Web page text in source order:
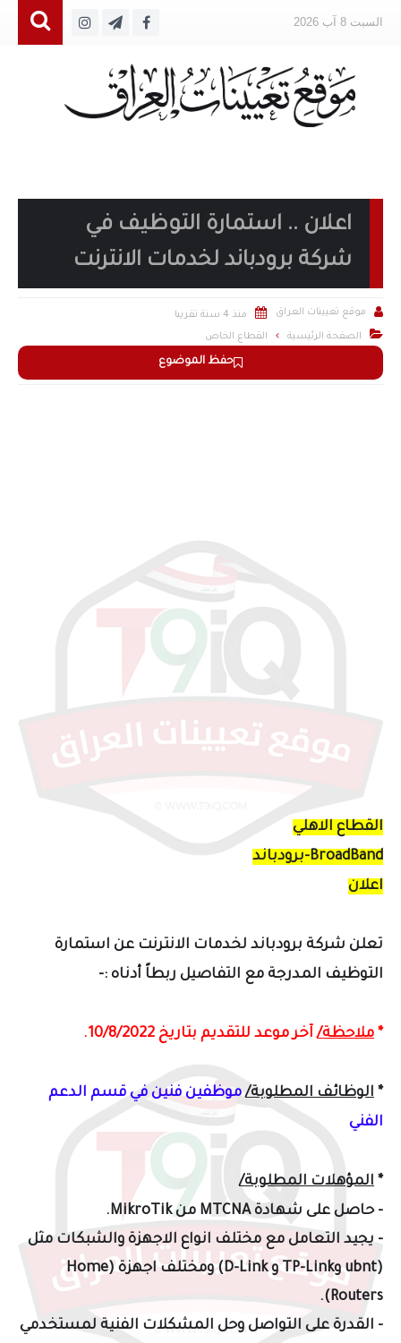
السبت 8 آب 2026
اعلان .. استمارة التوظيف في
شركة برودباند لخدمات الانترنت
حفظ الموضوع
 موقع تعيينات العراق  منذ 4 سنة تقريبا
 الصفحة الرئيسية القطاع الخاص
القطاع الاهلي
BroadBand-برودباند
اعلان
تعلن شركة برودباند لخدمات الانترنت عن استمارة
التوظيف المدرجة مع التفاصيل ربطاً أدناه :-
* ملاحظة/آخر موعد للتقديم بتاريخ 10/8/2022.
* الوظائف المطلوبة/ موظفين فنين في قسم الدعم
الفني
* المؤهلات المطلوبة/
- حاصل على شهادة MTCNA من MikroTik.
- يجيد التعامل مع مختلف انواع الاجهزة والشبكات مثل
(ubnt وTP-Link و D-Link) ومختلف اجهزة (Home
Routers).
- القدرة على التواصل وحل المشكلات الفنية لمستخدمي